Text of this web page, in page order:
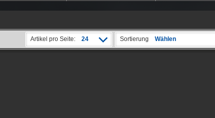
Artikel pro Seite: 24 Sortierung Wählen